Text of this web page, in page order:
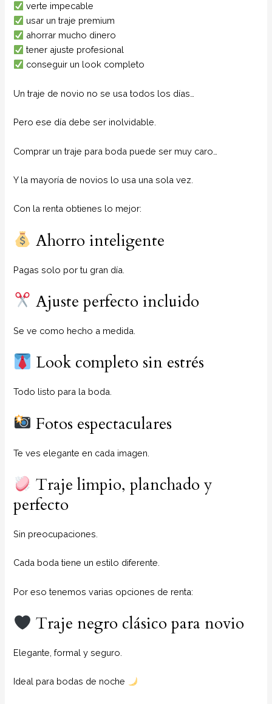
verte impecable
usar un traje premium
ahorrar mucho dinero
tener ajuste profesional
conseguir un look completo
Un traje de novio no se usa todos los días…
Pero ese día debe ser inolvidable.
Comprar un traje para boda puede ser muy caro…
Y la mayoría de novios lo usa una sola vez.
Con la renta obtienes lo mejor:
Ahorro inteligente
Pagas solo por tu gran día.
Ajuste perfecto incluido
Se ve como hecho a medida.
Look completo sin estrés
Todo listo para la boda.
Fotos espectaculares
Te ves elegante en cada imagen.
Traje limpio, planchado y
perfecto
Sin preocupaciones.
Cada boda tiene un estilo diferente.
Por eso tenemos varias opciones de renta:
Traje negro clásico para novio
Elegante, formal y seguro.
Ideal para bodas de noche